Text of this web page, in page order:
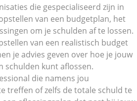
die gespecialiseerd zijn in
van een budgetplan, het
om je schulden af te lossen.
van een realistisch budget
je advies geven over hoe je jouw
schulden kunt aflossen.
die namens jou
treffen of zelfs de totale schuld te